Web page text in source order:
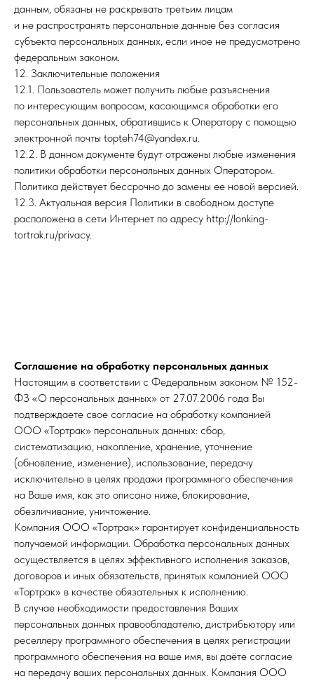
данным, обязаны не раскрывать третьим лицам
и не распространять персональные данные без согласия
субъекта персональных данных, если иное не предусмотрено
федеральным законом.
12. Заключительные положения
12.1. Пользователь может получить любые разъяснения
по интересующим вопросам, касающимся обработки его
персональных данных, обратившись к Оператору с помощью
электронной почты topteh74@yandex.ru.
12.2. В данном документе будут отражены любые изменения
политики обработки персональных данных Оператором.
Политика действует бессрочно до замены ее новой версией.
12.3. Актуальная версия Политики в свободном доступе
расположена в сети Интернет по адресу http://lonking-
tortrak.ru/privacy.
Соглашение на обработку персональных данных
Настоящим в соответствии с Федеральным законом № 152-
ФЗ «О персональных данных» от 27.07.2006 года Вы
подтверждаете свое согласие на обработку компанией
ООО «Тортрак» персональных данных: сбор,
систематизацию, накопление, хранение, уточнение
(обновление, изменение), использование, передачу
исключительно в целях продажи программного обеспечения
на Ваше имя, как это описано ниже, блокирование,
обезличивание, уничтожение.
Компания ООО «Тортрак» гарантирует конфиденциальность
получаемой информации. Обработка персональных данных
осуществляется в целях эффективного исполнения заказов,
договоров и иных обязательств, принятых компанией ООО
«Тортрак» в качестве обязательных к исполнению.
В случае необходимости предоставления Ваших
персональных данных правообладателю, дистрибьютору или
реселлеру программного обеспечения в целях регистрации
программного обеспечения на ваше имя, вы даёте согласие
на передачу ваших персональных данных. Компания ООО